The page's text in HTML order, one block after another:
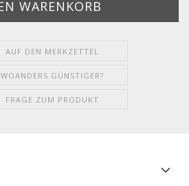
AUF DEN MERKZETTEL
WOANDERS GÜNSTIGER?
FRAGE ZUM PRODUKT